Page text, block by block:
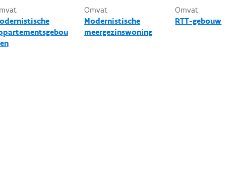
Omvat
Modernistische
meergezinswoning
Omvat
RTT-gebouw